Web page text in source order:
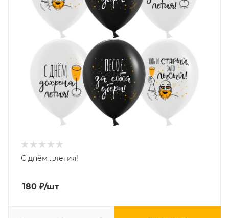
С днём ...летия!
180 ₽/шт